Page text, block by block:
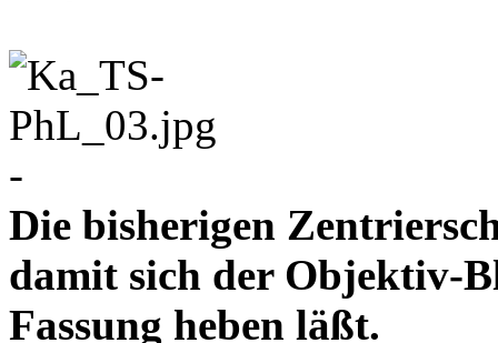
-
Die bisherigen
damit sich der Objektiv-
Fassung heben läßt.